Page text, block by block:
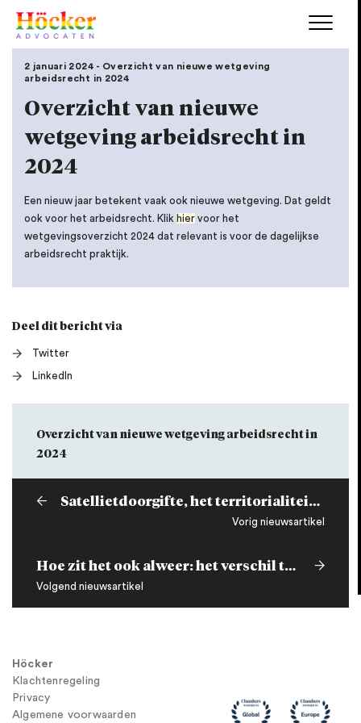
2 januari 2024 - Overzicht van nieuwe wetgeving
arbeidsrecht in 2024
Overzicht van nieuwe
wetgeving arbeidsrecht in
2024
Een nieuw jaar betekent vaak ook nieuwe wetgeving. Dat geldt
ook voor het arbeidsrecht. Klik hier voor het
wetgevingsoverzicht 2024 dat relevant is voor de dagelijkse
arbeidsrecht praktijk.
Deel dit bericht via
Twitter
LinkedIn
Overzicht van nieuwe wetgeving arbeidsrecht in
2024
Satellietdoorgifte, het territorialiteitsbeginsel en de licentiepraktijk: noot bij AKM/Canal+
Vorig nieuwsartikel
Hoe zit het ook alweer: het verschil tussen het loon stopzetten en opschorten? Deel 2
Volgend nieuwsartikel
Höcker
Klachtenregeling
Privacy
Algemene voorwaarden